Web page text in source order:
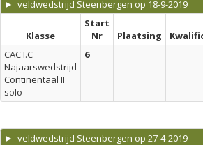
► veldwedstrijd Steenbergen op 18-9-2019
Klasse
Start
Nr
Plaatsing
CAC I.C
Najaarswedstrijd
Continentaal II
solo
6
► veldwedstrijd Steenbergen op 27-4-2019